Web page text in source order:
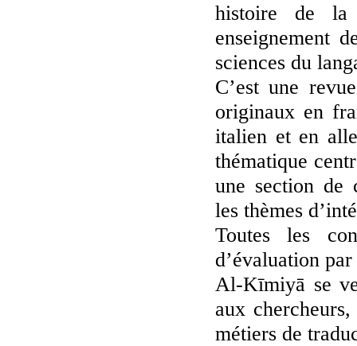
histoire de la
enseignement
sciences du
C’est une
originaux en
italien et en
thématique
une section de
les thèmes
Toutes les
d’évaluation
Al-Kīmiyā se
aux
métiers de